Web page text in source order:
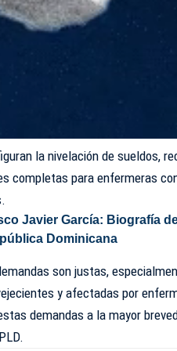
la nivelación de sueldos,
completas para enfermeras
Javier García: Biografía
Dominicana
son justas,
y afectadas por
demandas a la mayor